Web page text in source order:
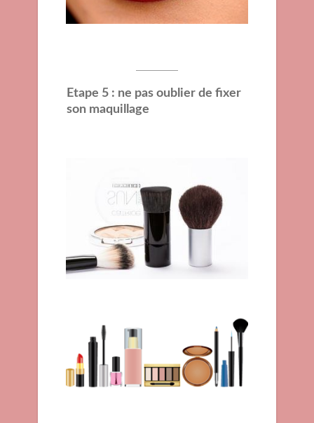
Etape 5 : ne pas oublier de fixer
son maquillage